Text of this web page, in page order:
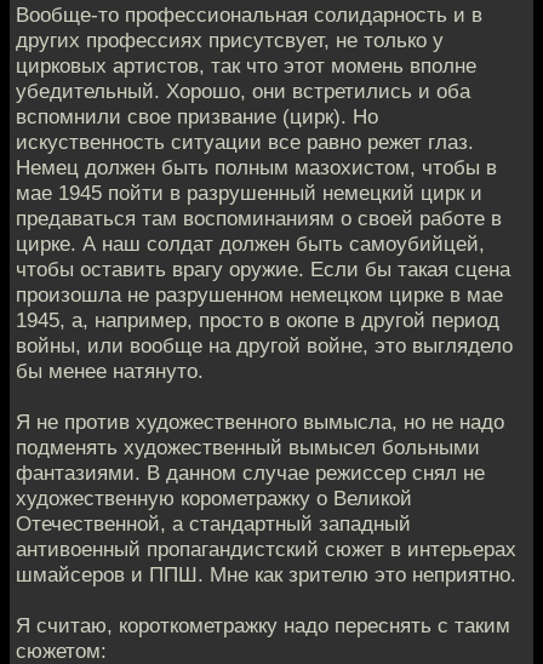
Вообще-то профессиональная солидарность и в
других профессиях присутсвует, не только у
цирковых артистов, так что этот момень вполне
убедительный. Хорошо, они встретились и оба
вспомнили свое призвание (цирк). Но
искуственность ситуации все равно режет глаз.
Немец должен быть полным мазохистом, чтобы в
мае 1945 пойти в разрушенный немецкий цирк и
предаваться там воспоминаниям о своей работе в
цирке. А наш солдат должен быть самоубийцей,
чтобы оставить врагу оружие. Если бы такая сцена
произошла не разрушенном немецком цирке в мае
1945, а, например, просто в окопе в другой период
войны, или вообще на другой войне, это выглядело
бы менее натянуто.
Я не против художественного вымысла, но не надо
подменять художественный вымысел больными
фантазиями. В данном случае режиссер снял не
художественную корометражку о Великой
Отечественной, а стандартный западный
антивоенный пропагандистский сюжет в интерьерах
шмайсеров и ППШ. Мне как зрителю это неприятно.
Я считаю, короткометражку надо переснять с таким
сюжетом: